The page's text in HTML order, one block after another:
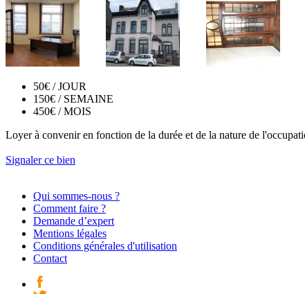
50€ / JOUR
150€ / SEMAINE
450€ / MOIS
Loyer à convenir en fonction de la durée et de la nature de
Signaler ce bien
Qui sommes-nous ?
Comment faire ?
Demande d’expert
Mentions légales
Conditions générales d'utilisation
Contact